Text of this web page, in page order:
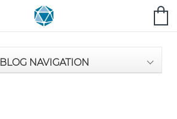
BLOG NAVIGATION